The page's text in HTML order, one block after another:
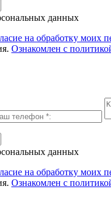
данных
на обработку моих
Ознакомлен с
данных
на обработку моих
Ознакомлен с